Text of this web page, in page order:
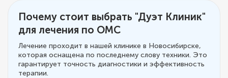
Почему стоит выбрать "Дуэт Клиник"
для лечения по ОМС
Лечение проходит в нашей клинике в Новосибирске,
которая оснащена по последнему слову техники. Это
гарантирует точность диагностики и эффективность
терапии.